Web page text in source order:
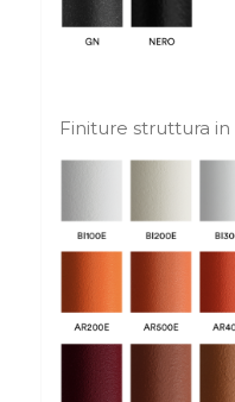
Finiture struttura in